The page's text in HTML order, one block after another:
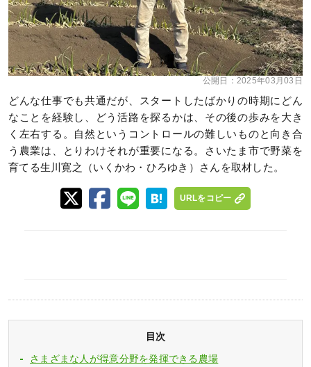
公開日： 2025年03月03日
どんな仕事でも共通だが、スタートしたばかりの時期にどん
なことを経験し、どう活路を探るかは、その後の歩みを大き
く左右する。自然というコントロールの難しいものと向き合
う農業は、とりわけそれが重要になる。さいたま市で野菜を
育てる生川寛之（いくかわ・ひろゆき）さんを取材した。
URLをコピー
目次
さまざまな人が得意分野を発揮できる農場